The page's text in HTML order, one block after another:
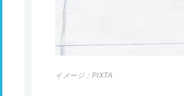
イメージ：PIXTA